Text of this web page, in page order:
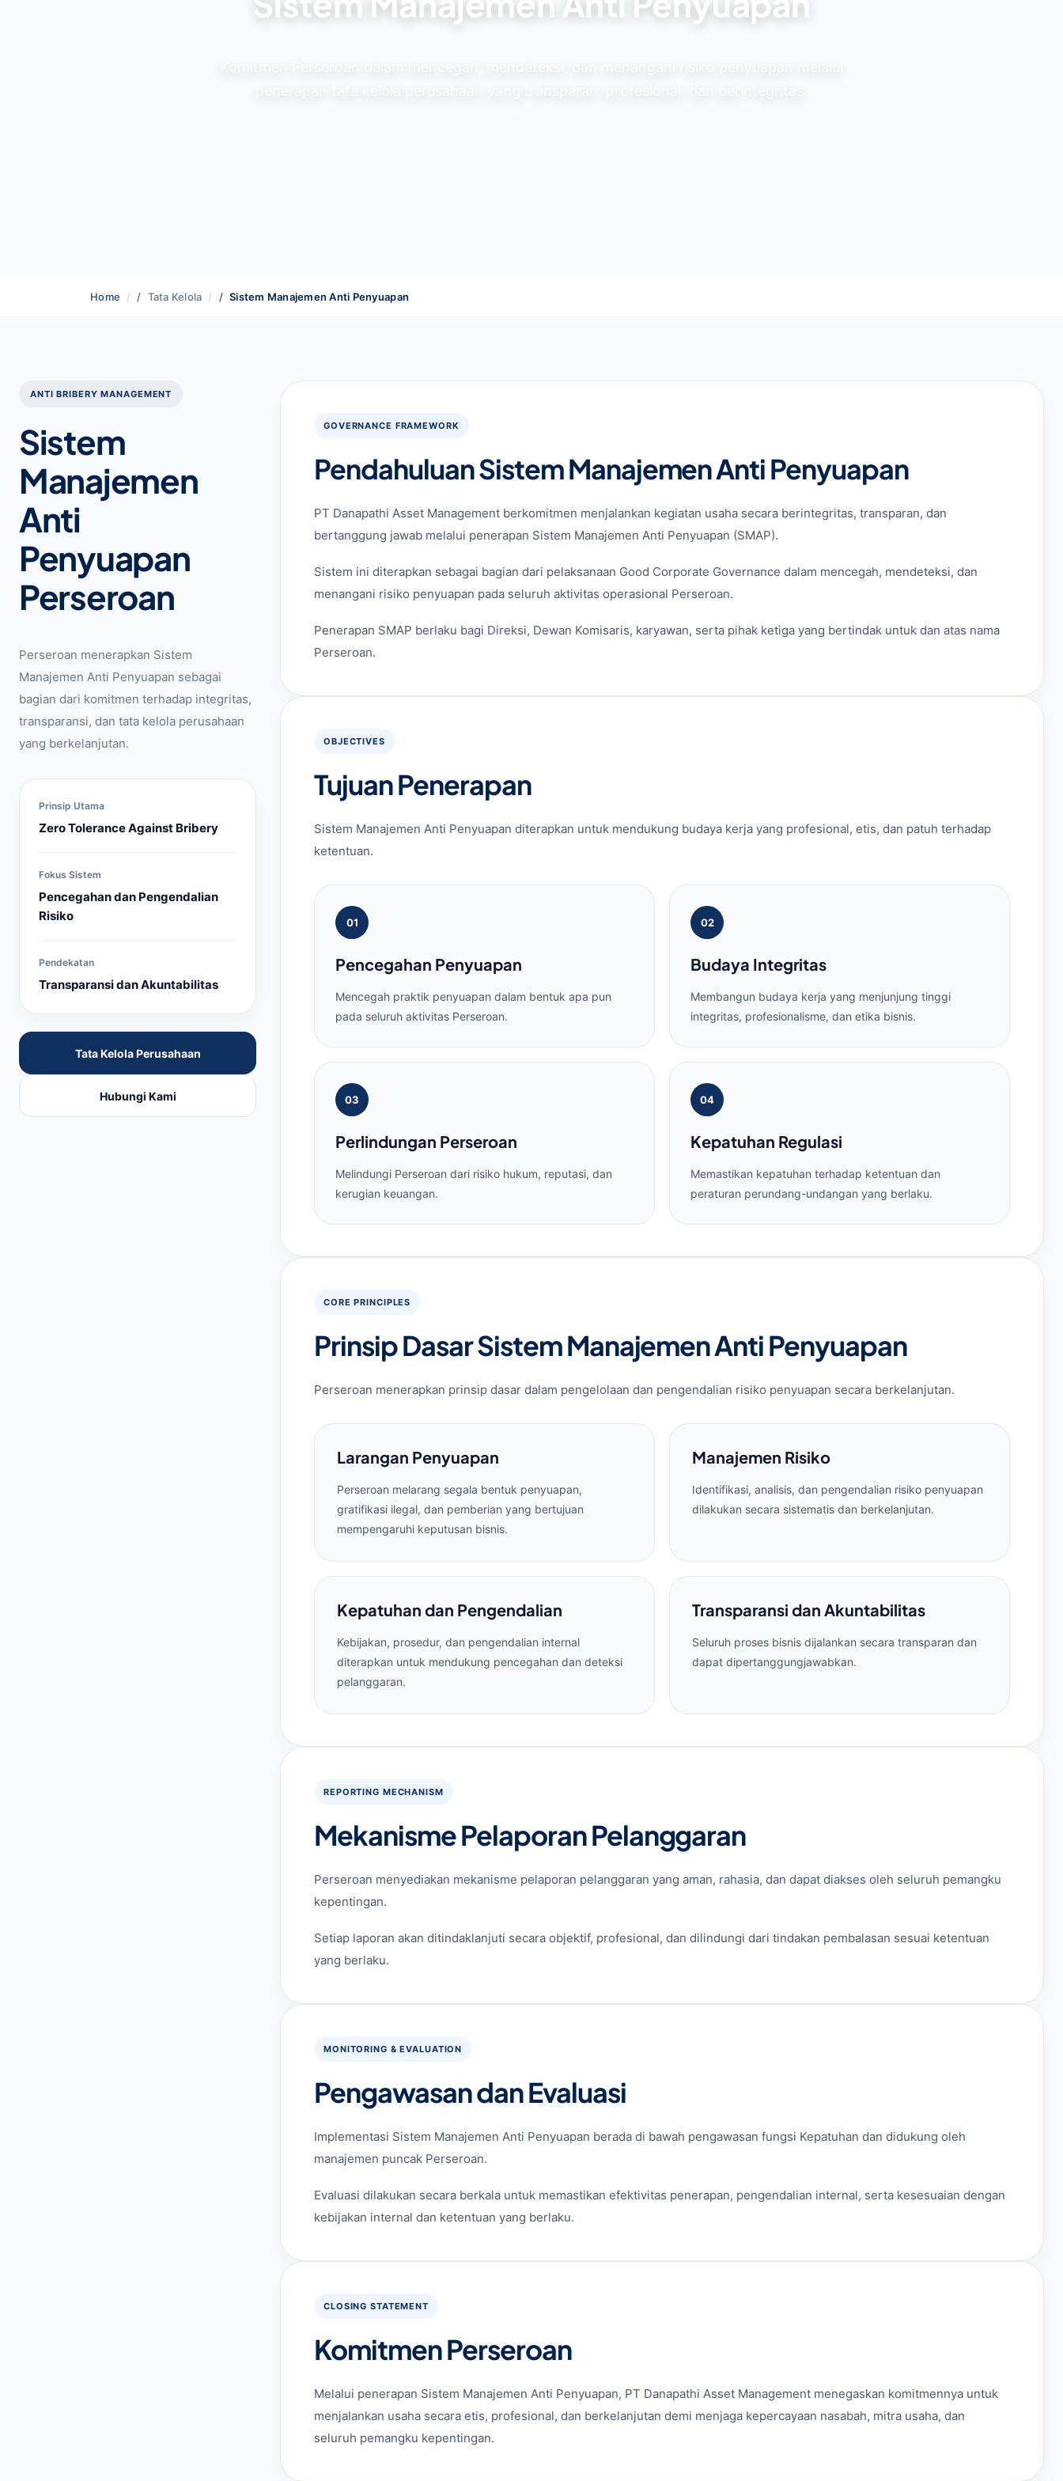
Home Tata Kelola Sistem Manajemen Anti Penyuapan
ANTI BRIBERY MANAGEMENT
Sistem
Manajemen
Anti
Penyuapan
Perseroan
Perseroan menerapkan Sistem
Manajemen Anti Penyuapan sebagai
bagian dari komitmen terhadap integritas,
transparansi, dan tata kelola perusahaan
yang berkelanjutan.
Prinsip Utama
Zero Tolerance Against Bribery
Fokus Sistem
Pencegahan dan Pengendalian
Risiko
Pendekatan
Transparansi dan Akuntabilitas
Tata Kelola Perusahaan
Hubungi Kami
GOVERNANCE FRAMEWORK
Pendahuluan Sistem Manajemen Anti Penyuapan
PT Danapathi Asset Management berkomitmen menjalankan kegiatan usaha secara berintegritas, transparan, dan
bertanggung jawab melalui penerapan Sistem Manajemen Anti Penyuapan (SMAP).
Sistem ini diterapkan sebagai bagian dari pelaksanaan Good Corporate Governance dalam mencegah, mendeteksi, dan
menangani risiko penyuapan pada seluruh aktivitas operasional Perseroan.
Penerapan SMAP berlaku bagi Direksi, Dewan Komisaris, karyawan, serta pihak ketiga yang bertindak untuk dan atas nama
Perseroan.
OBJECTIVES
Tujuan Penerapan
Sistem Manajemen Anti Penyuapan diterapkan untuk mendukung budaya kerja yang profesional, etis, dan patuh terhadap
ketentuan.
01
Pencegahan Penyuapan
Mencegah praktik penyuapan dalam bentuk apa pun
pada seluruh aktivitas Perseroan.
02
Budaya Integritas
Membangun budaya kerja yang menjunjung tinggi
integritas, profesionalisme, dan etika bisnis.
03
Perlindungan Perseroan
Melindungi Perseroan dari risiko hukum, reputasi, dan
kerugian keuangan.
04
Kepatuhan Regulasi
Memastikan kepatuhan terhadap ketentuan dan
peraturan perundang-undangan yang berlaku.
CORE PRINCIPLES
Prinsip Dasar Sistem Manajemen Anti Penyuapan
Perseroan menerapkan prinsip dasar dalam pengelolaan dan pengendalian risiko penyuapan secara berkelanjutan.
Larangan Penyuapan
Perseroan melarang segala bentuk penyuapan,
gratifikasi ilegal, dan pemberian yang bertujuan
mempengaruhi keputusan bisnis.
Manajemen Risiko
Identifikasi, analisis, dan pengendalian risiko penyuapan
dilakukan secara sistematis dan berkelanjutan.
Kepatuhan dan Pengendalian
Kebijakan, prosedur, dan pengendalian internal
diterapkan untuk mendukung pencegahan dan deteksi
pelanggaran.
Transparansi dan Akuntabilitas
Seluruh proses bisnis dijalankan secara transparan dan
dapat dipertanggungjawabkan.
REPORTING MECHANISM
Mekanisme Pelaporan Pelanggaran
Perseroan menyediakan mekanisme pelaporan pelanggaran yang aman, rahasia, dan dapat diakses oleh seluruh pemangku
kepentingan.
Setiap laporan akan ditindaklanjuti secara objektif, profesional, dan dilindungi dari tindakan pembalasan sesuai ketentuan
yang berlaku.
MONITORING & EVALUATION
Pengawasan dan Evaluasi
Implementasi Sistem Manajemen Anti Penyuapan berada di bawah pengawasan fungsi Kepatuhan dan didukung oleh
manajemen puncak Perseroan.
Evaluasi dilakukan secara berkala untuk memastikan efektivitas penerapan, pengendalian internal, serta kesesuaian dengan
kebijakan internal dan ketentuan yang berlaku.
CLOSING STATEMENT
Komitmen Perseroan
Melalui penerapan Sistem Manajemen Anti Penyuapan, PT Danapathi Asset Management menegaskan komitmennya untuk
menjalankan usaha secara etis, profesional, dan berkelanjutan demi menjaga kepercayaan nasabah, mitra usaha, dan
seluruh pemangku kepentingan.